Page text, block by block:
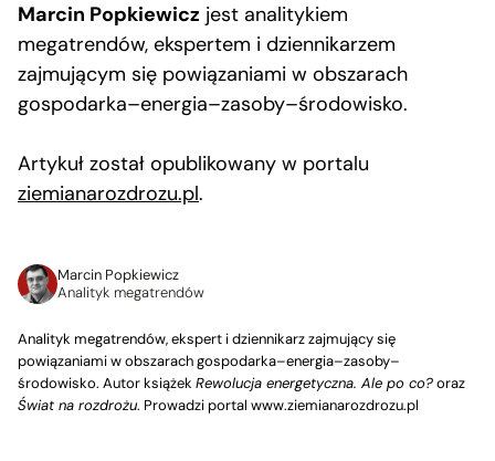
Marcin Popkiewicz jest analitykiem
megatrendów, ekspertem i dziennikarzem
zajmującym się powiązaniami w obszarach
gospodarka–energia–zasoby–środowisko.
Artykuł został opublikowany w portalu
ziemianarozdrozu.pl.
Marcin Popkiewicz
Analityk megatrendów
Analityk megatrendów, ekspert i dziennikarz zajmujący się
powiązaniami w obszarach gospodarka–energia–zasoby–
środowisko. Autor książek Rewolucja energetyczna. Ale po co?oraz
Świat na rozdrożu. Prowadzi portal www.ziemianarozdrozu.pl